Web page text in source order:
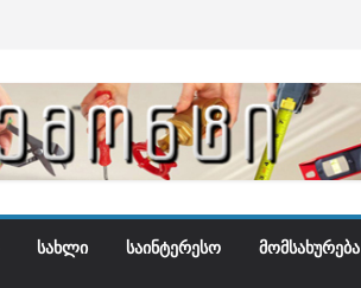
ᲡᲐᲮᲚᲘ ᲡᲐᲘᲜᲢᲔᲠᲔᲡᲝ ᲛᲝᲛᲡᲐᲮᲣᲠᲔᲑᲐ